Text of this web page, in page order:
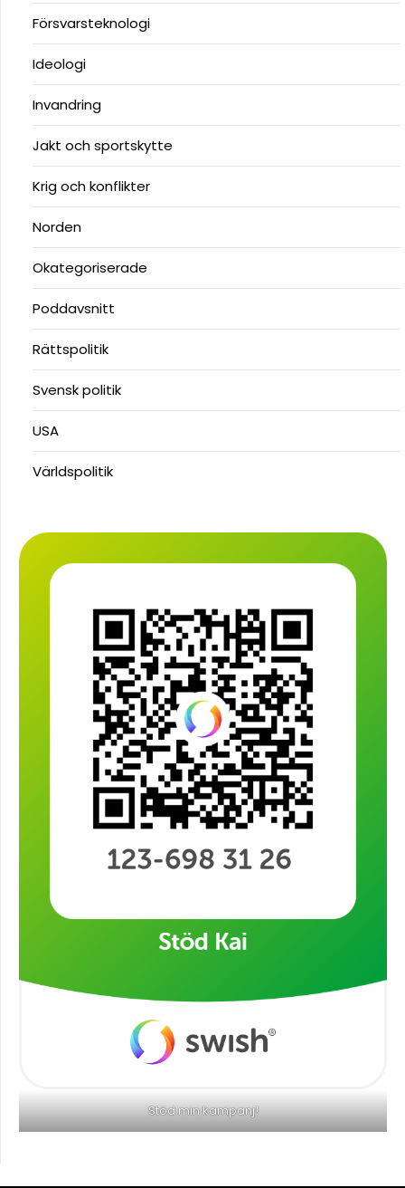
Försvarsteknologi
Ideologi
Invandring
Jakt och sportskytte
Krig och konflikter
Norden
Okategoriserade
Poddavsnitt
Rättspolitik
Svensk politik
USA
Världspolitik
Stöd min kampanj!